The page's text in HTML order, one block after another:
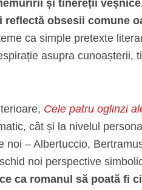
și tinereții
obsesii comune
ca simple pretexte
asupra cunoașterii,
Cele patru oglinzi
cât și la nivelul
noi – Albertuccio,
noi perspective
ca romanul să poată fi